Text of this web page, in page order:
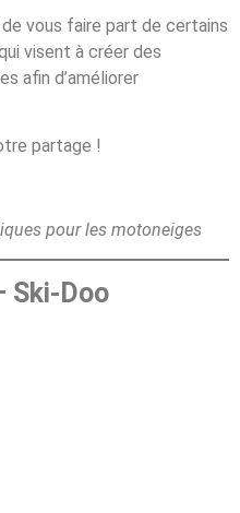
vous faire part de certains
visent à créer des
afin d’améliorer
partage !
pour les motoneiges
Ski-Doo